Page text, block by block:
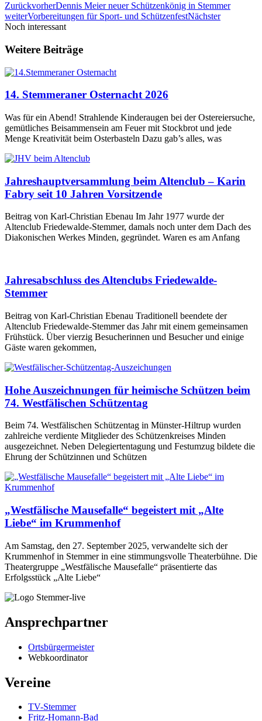
ZurückvorherDennis Meier neuer Schützenkönig in Stemmer
weiterVorbereitungen für Sport- und SchützenfestNächster
Noch interessant
Weitere Beiträge
14. Stemmeraner Osternacht 2026
Was für ein Abend! Strahlende Kinderaugen bei der Ostereiersuche,
gemütliches Beisammensein am Feuer mit Stockbrot und jede
Menge Kreativität beim Osterbasteln Dazu gab’s alles, was
Jahreshauptversammlung beim Altenclub – Karin
Fabry seit 10 Jahren Vorsitzende
Beitrag von Karl-Christian Ebenau Im Jahr 1977 wurde der
Altenclub Friedewalde-Stemmer, damals noch unter dem Dach des
Diakonischen Werkes Minden, gegründet. Waren es am Anfang
Jahresabschluss des Altenclubs Friedewalde-
Stemmer
Beitrag von Karl-Christian Ebenau Traditionell beendete der
Altenclub Friedewalde-Stemmer das Jahr mit einem gemeinsamen
Frühstück. Über vierzig Besucherinnen und Besucher und einige
Gäste waren gekommen,
Hohe Auszeichnungen für heimische Schützen beim
74. Westfälischen Schützentag
Beim 74. Westfälischen Schützentag in Münster-Hiltrup wurden
zahlreiche verdiente Mitglieder des Schützenkreises Minden
ausgezeichnet. Neben Delegiertentagung und Festumzug bildete die
Ehrung der Schützinnen und Schützen
„Westfälische Mausefalle“ begeistert mit „Alte
Liebe“ im Krummenhof
Am Samstag, den 27. September 2025, verwandelte sich der
Krummenhof in Stemmer in eine stimmungsvolle Theaterbühne. Die
Theatergruppe „Westfälische Mausefalle“ präsentierte das
Erfolgsstück „Alte Liebe“
Ansprechpartner
Ortsbürgermeister
Webkoordinator
Vereine
TV-Stemmer
Fritz-Homann-Bad